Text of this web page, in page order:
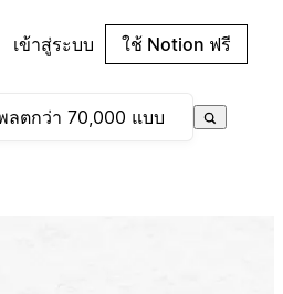
เข้าสู่ระบบ ใช้ Notion ฟรี